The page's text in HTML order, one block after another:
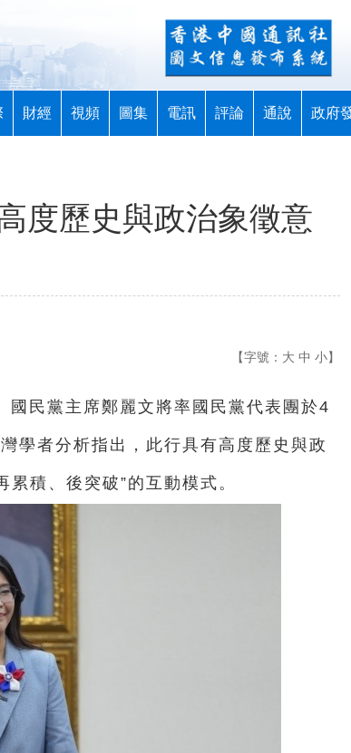
財經 視頻 圖集 電訊 評論 通說 政府
度歷史與政治象徵意
【字號： 大 中 小】
國民黨主席鄭麗文將率國民黨代表團於4
學者分析指出，此行具有高度歷史與政
積、後突破”的互動模式。